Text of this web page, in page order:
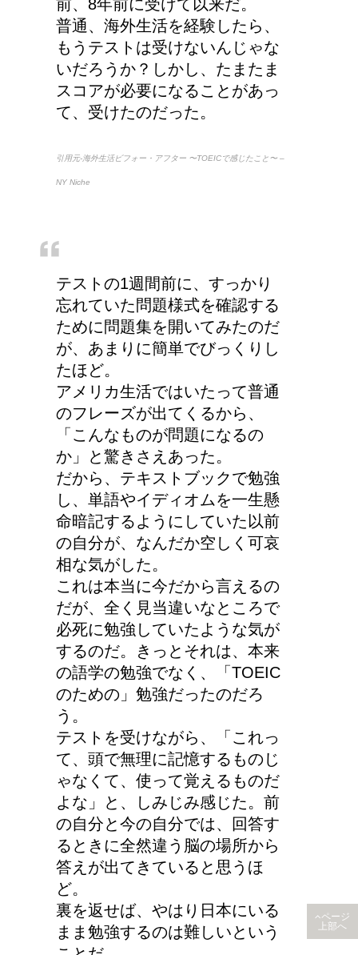
豆乳と納豆では、栄養の
何が違うの？
兄弟姉妹をうまく使い分
方まとめ
今月はピンチかも?!給料
から引かれる税金は月に
第二次世界大戦における
日本の徴兵年齢は？
前、8年前に受けて以来だ。
普通、海外生活を経験したら、
もうテストは受けないんじゃな
いだろうか？しかし、たまたま
スコアが必要になることがあっ
て、受けたのだった。
引用元-海外生活ビフォー・アフター 〜TOEICで感じたこと〜 –
NY Niche
テストの1週間前に、すっかり
忘れていた問題様式を確認する
ために問題集を開いてみたのだ
が、あまりに簡単でびっくりし
たほど。
アメリカ生活ではいたって普通
のフレーズが出てくるから、
「こんなものが問題になるの
か」と驚きさえあった。
だから、テキストブックで勉強
し、単語やイディオムを一生懸
命暗記するようにしていた以前
の自分が、なんだか空しく可哀
相な気がした。
これは本当に今だから言えるの
だが、全く見当違いなところで
必死に勉強していたような気が
するのだ。きっとそれは、本来
の語学の勉強でなく、「TOEIC
のための」勉強だったのだろ
う。
テストを受けながら、「これっ
て、頭で無理に記憶するものじ
ゃなくて、使って覚えるものだ
よな」と、しみじみ感じた。前
の自分と今の自分では、回答す
るときに全然違う脳の場所から
答えが出てきていると思うほ
ど。
裏を返せば、やはり日本にいる
まま勉強するのは難しいという
ページ
上部へ